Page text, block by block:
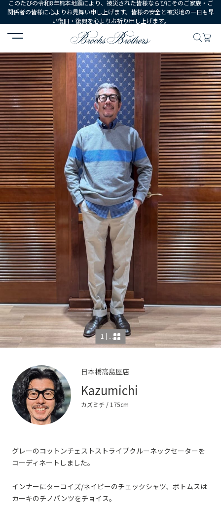
このたびの令和8年熊本地震により、被災された皆様ならびにそのご家族・ご
関係者の皆様に心よりお見舞い申し上げます。皆様の安全と被災地の一日も早
い復旧・復興を心よりお祈り申し上げます。
HOME コーディネート コーディネート詳細
1 | ...
日本橋高島屋店
Kazumichi
カズミチ/ 175cm
グレーのコットンチェストストライプクルーネックセーターを
コーディネートしました。
インナーにターコイズ/ネイビーのチェックシャツ、ボトムスは
カーキのチノパンツをチョイス。